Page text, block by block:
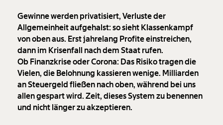
Gewinne werden privatisiert, Verluste der
Allgemeinheit aufgehalst: so sieht Klassenkampf
von oben aus. Erst jahrelang Profite einstreichen,
dann im Krisenfall nach dem Staat rufen.
Ob Finanzkrise oder Corona: Das Risiko tragen die
Vielen, die Belohnung kassieren wenige. Milliarden
an Steuergeld fließen nach oben, während bei uns
allen gespart wird. Zeit, dieses System zu benennen
und nicht länger zu akzeptieren.